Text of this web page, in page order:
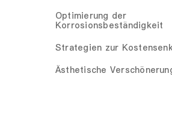
Optimierung der
Korrosionsbeständigkeit
Strategien zur
Ästhetische